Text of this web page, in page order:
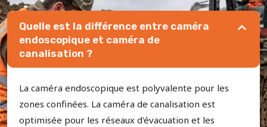
Quelle est la différence entre caméra
endoscopique et caméra de
canalisation ?
La caméra endoscopique est polyvalente pour les
zones confinées. La caméra de canalisation est
optimisée pour les réseaux d'évacuation et les